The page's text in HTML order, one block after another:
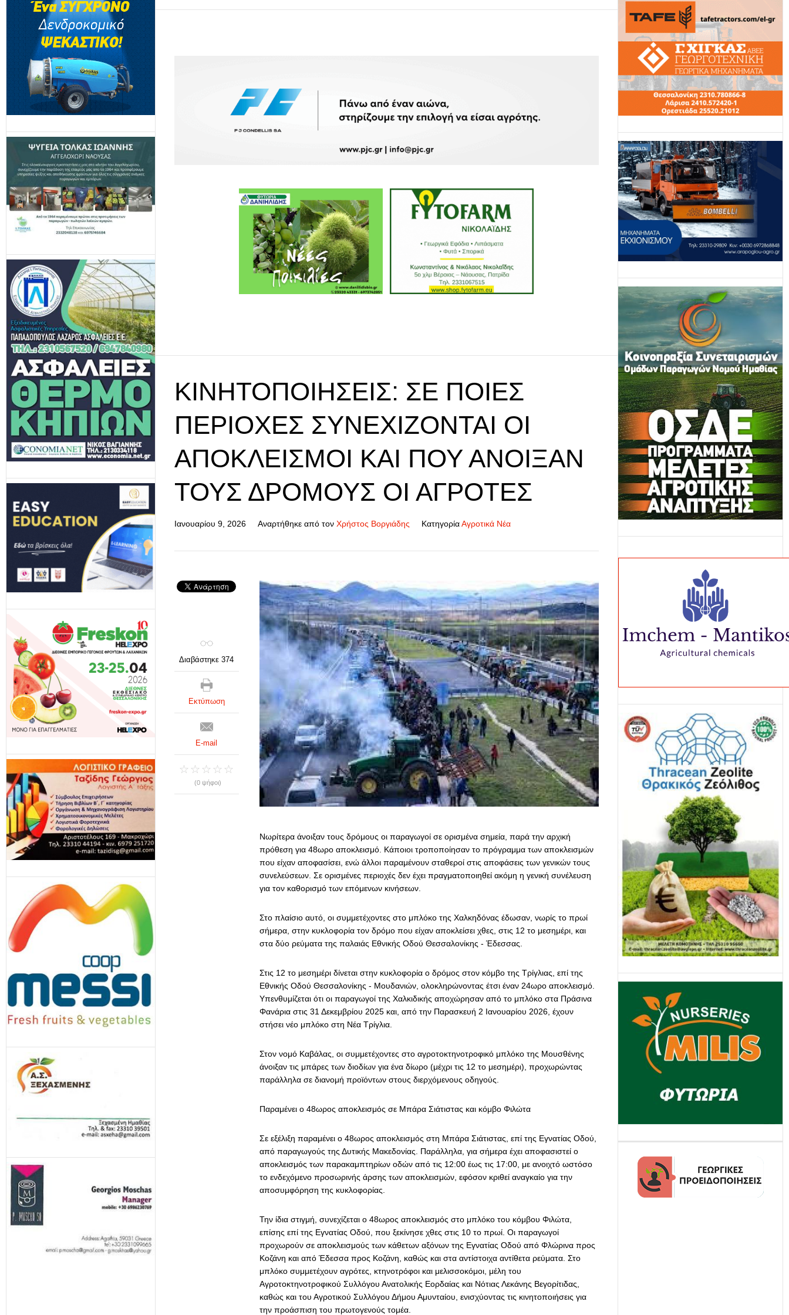
ΚΙΝΗΤΟΠΟΙΉΣΕΙΣ: ΣΕ ΠΟΙΕΣ
ΠΕΡΙΟΧΈΣ ΣΥΝΕΧΊΖΟΝΤΑΙ ΟΙ
ΑΠΟΚΛΕΙΣΜΟΊ ΚΑΙ ΠΟΥ ΆΝΟΙΞΑΝ
ΤΟΥΣ ΔΡΌΜΟΥΣ ΟΙ ΑΓΡΌΤΕΣ
Ιανουαρίου 9, 2026 Αναρτήθηκε από τον Χρήστος Βοργιάδης Κατηγορία Αγροτικά Νέα
Νωρίτερα άνοιξαν τους δρόμους οι παραγωγοί σε ορισμένα σημεία, παρά την αρχική
πρόθεση για 48ωρο αποκλεισμό. Κάποιοι τροποποίησαν το πρόγραμμα των αποκλεισμών
που είχαν αποφασίσει, ενώ άλλοι παραμένουν σταθεροί στις αποφάσεις των γενικών τους
συνελεύσεων. Σε ορισμένες περιοχές δεν έχει πραγματοποιηθεί ακόμη η γενική συνέλευση
για τον καθορισμό των επόμενων κινήσεων.
Στο πλαίσιο αυτό, οι συμμετέχοντες στο μπλόκο της Χαλκηδόνας έδωσαν, νωρίς το πρωί
σήμερα, στην κυκλοφορία τον δρόμο που είχαν αποκλείσει χθες, στις 12 το μεσημέρι, και
στα δύο ρεύματα της παλαιάς Εθνικής Οδού Θεσσαλονίκης - Έδεσσας.
Στις 12 το μεσημέρι δίνεται στην κυκλοφορία ο δρόμος στον κόμβο της Τρίγλιας, επί της
Εθνικής Οδού Θεσσαλονίκης - Μουδανιών, ολοκληρώνοντας έτσι έναν 24ωρο αποκλεισμό.
Υπενθυμίζεται ότι οι παραγωγοί της Χαλκιδικής αποχώρησαν από το μπλόκο στα Πράσινα
Φανάρια στις 31 Δεκεμβρίου 2025 και, από την Παρασκευή 2 Ιανουαρίου 2026, έχουν
στήσει νέο μπλόκο στη Νέα Τρίγλια.
Στον νομό Καβάλας, οι συμμετέχοντες στο αγροτοκτηνοτροφικό μπλόκο της Μουσθένης
άνοιξαν τις μπάρες των διοδίων για ένα δίωρο (μέχρι τις 12 το μεσημέρι), προχωρώντας
παράλληλα σε διανομή προϊόντων στους διερχόμενους οδηγούς.
Παραμένει ο 48ωρος αποκλεισμός σε Μπάρα Σιάτιστας και κόμβο Φιλώτα
Σε εξέλιξη παραμένει ο 48ωρος αποκλεισμός στη Μπάρα Σιάτιστας, επί της Εγνατίας Οδού,
από παραγωγούς της Δυτικής Μακεδονίας. Παράλληλα, για σήμερα έχει αποφασιστεί ο
αποκλεισμός των παρακαμπτηρίων οδών από τις 12:00 έως τις 17:00, με ανοιχτό ωστόσο
το ενδεχόμενο προσωρινής άρσης των αποκλεισμών, εφόσον κριθεί αναγκαίο για την
αποσυμφόρηση της κυκλοφορίας.
Την ίδια στιγμή, συνεχίζεται ο 48ωρος αποκλεισμός στο μπλόκο του κόμβου Φιλώτα,
επίσης επί της Εγνατίας Οδού, που ξεκίνησε χθες στις 10 το πρωί. Οι παραγωγοί
προχωρούν σε αποκλεισμούς των κάθετων αξόνων της Εγνατίας Οδού από Φλώρινα προς
Κοζάνη και από Έδεσσα προς Κοζάνη, καθώς και στα αντίστοιχα αντίθετα ρεύματα. Στο
μπλόκο συμμετέχουν αγρότες, κτηνοτρόφοι και μελισσοκόμοι, μέλη του
Αγροτοκτηνοτροφικού Συλλόγου Ανατολικής Εορδαίας και Νότιας Λεκάνης Βεγορίτιδας,
καθώς και του Αγροτικού Συλλόγου Δήμου Αμυνταίου, ενισχύοντας τις κινητοποιήσεις για
την προάσπιση του πρωτογενούς τομέα.
Διαβάστηκε 374
Εκτύπωση
E-mail
(0 ψήφοι)